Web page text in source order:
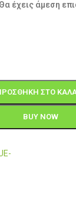
Θα έχεις άμεση
ΣΤΟ
BUY NOW